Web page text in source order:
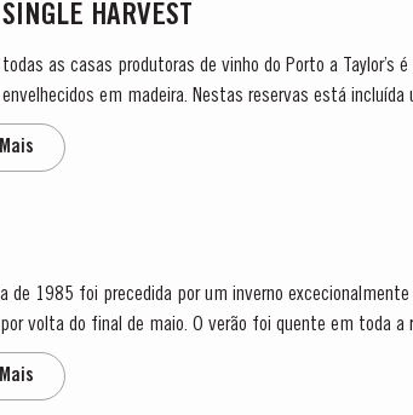
HARVEST
todas as casas produtoras de vinho do Porto a
em madeira. Nestas reservas está
Porto provêm de um...
de 1985 foi precedida por um inverno
volta do final de maio. O verão foi quente em toda
evidente que o...